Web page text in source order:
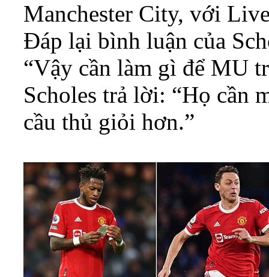
Manchester City, với
Đáp lại bình luận của
“Vậy cần làm gì để MU
Scholes trả lời: “Họ cần
cầu thủ giỏi hơn.”